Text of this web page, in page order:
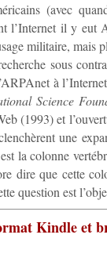
(avec
l’Internet il y eut
militaire, mais
sous
à
Science
(1993) et
une
la colonne
dire que cette
question est
Kindle et